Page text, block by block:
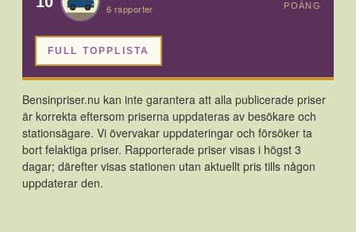
6 rapporter POÄNG
FULL TOPPLISTA
Bensinpriser.nu kan inte garantera att alla publicerade priser
är korrekta eftersom priserna uppdateras av besökare och
stationsägare. Vi övervakar uppdateringar och försöker ta
bort felaktiga priser. Rapporterade priser visas i högst 3
dagar; därefter visas stationen utan aktuellt pris tills någon
uppdaterar den.